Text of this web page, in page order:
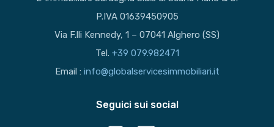
P.IVA 01639450905
Via F.lli Kennedy, 1 – 07041 Alghero (SS)
Tel. +39 079.982471
Email : info@globalservicesimmobiliari.it
Seguici sui social